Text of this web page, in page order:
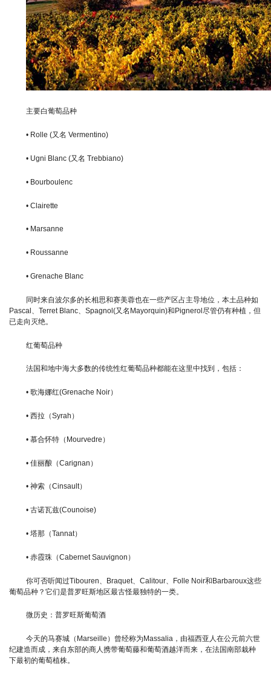
主要白葡萄品种
• Rolle (又名 Vermentino)
• Ugni Blanc (又名 Trebbiano)
• Bourboulenc
• Clairette
• Marsanne
• Roussanne
• Grenache Blanc
同时来自波尔多的长相思和赛美蓉也在一些产区占主导地位，本土品种如
Pascal、Terret Blanc、Spagnol(又名Mayorquin)和Pignerol尽管仍有种植，但
已走向灭绝。
红葡萄品种
法国和地中海大多数的传统性红葡萄品种都能在这里中找到，包括：
• 歌海娜红(Grenache Noir）
• 西拉（Syrah）
• 慕合怀特（Mourvedre）
• 佳丽酿（Carignan）
• 神索（Cinsault）
• 古诺瓦兹(Counoise)
• 塔那（Tannat）
• 赤霞珠（Cabernet Sauvignon）
你可否听闻过Tibouren、Braquet、Calitour、Folle Noir和Barbaroux这些
葡萄品种？它们是普罗旺斯地区最古怪最独特的一类。
微历史：普罗旺斯葡萄酒
今天的马赛城（Marseille）曾经称为Massalia，由福西亚人在公元前六世
纪建造而成，来自东部的商人携带葡萄藤和葡萄酒越洋而来，在法国南部栽种
下最初的葡萄植株。